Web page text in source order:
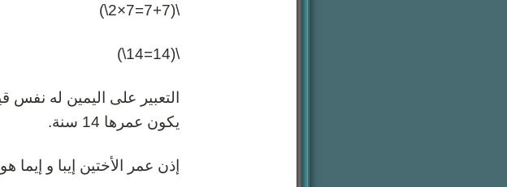
\(7+7=7×2\)
\(14=14\)
يكون عمرها 14 سنة.
إذن عمر الأختين إيبا و إيما هو 7, 14 سنة على التوالي.